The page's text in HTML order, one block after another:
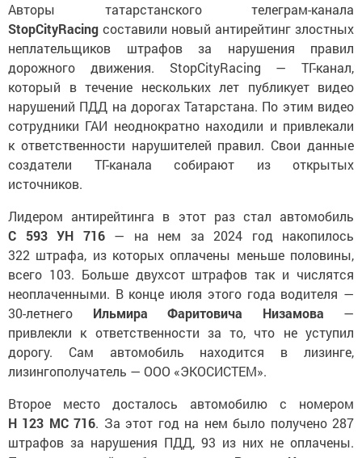
Авторы татарстанского телеграм-канала
StopCityRacing составили новый антирейтинг злостных
неплательщиков штрафов за нарушения правил
дорожного движения. StopCityRacing — ТГ-канал,
который в течение нескольких лет публикует видео
нарушений ПДД на дорогах Татарстана. По этим видео
сотрудники ГАИ неоднократно находили и привлекали
к ответственности нарушителей правил. Свои данные
создатели ТГ-канала собирают из открытых
источников.
Лидером антирейтинга в этот раз стал автомобиль
С 593 УН 716 — на нем за 2024 год накопилось
322 штрафа, из которых оплачены меньше половины,
всего 103. Больше двухсот штрафов так и числятся
неоплаченными. В конце июля этого года водителя —
30-летнего Ильмира Фаритовича Низамова —
привлекли к ответственности за то, что не уступил
дорогу. Сам автомобиль находится в лизинге,
лизингополучатель — ООО «ЭКОСИСТЕМ».
Второе место досталось автомобилю с номером
Н 123 МС 716. За этот год на нем было получено 287
штрафов за нарушения ПДД, 93 из них не оплачены.